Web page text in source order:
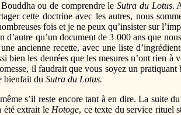
ou de comprendre leSutra du Lotus.
cette doctrine avec les autres, nous
fois et je ne peux qu’insister sur
qu’un document de 3 000 ans que
ancienne recette, avec une liste
bien les denrées que les mesures n’ont rien
il faudrait que vous soyez un
bienfait du Sutra du Lotus.
s’il reste encore tant à en dire. La suite
été extrait le Hotoge, ce texte du service rituel